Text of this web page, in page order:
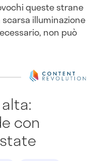
queste strane
scarsa illuminazione
non può
con